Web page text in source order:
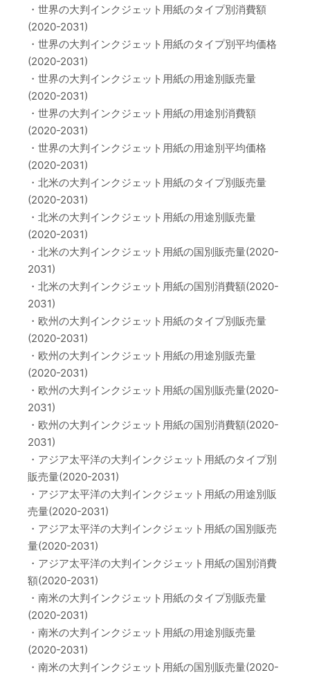
・世界の大判インクジェット用紙のタイプ別消費額
(2020-2031)
・世界の大判インクジェット用紙のタイプ別平均価格
(2020-2031)
・世界の大判インクジェット用紙の用途別販売量
(2020-2031)
・世界の大判インクジェット用紙の用途別消費額
(2020-2031)
・世界の大判インクジェット用紙の用途別平均価格
(2020-2031)
・北米の大判インクジェット用紙のタイプ別販売量
(2020-2031)
・北米の大判インクジェット用紙の用途別販売量
(2020-2031)
・北米の大判インクジェット用紙の国別販売量(2020-
2031)
・北米の大判インクジェット用紙の国別消費額(2020-
2031)
・欧州の大判インクジェット用紙のタイプ別販売量
(2020-2031)
・欧州の大判インクジェット用紙の用途別販売量
(2020-2031)
・欧州の大判インクジェット用紙の国別販売量(2020-
2031)
・欧州の大判インクジェット用紙の国別消費額(2020-
2031)
・アジア太平洋の大判インクジェット用紙のタイプ別
販売量(2020-2031)
・アジア太平洋の大判インクジェット用紙の用途別販
売量(2020-2031)
・アジア太平洋の大判インクジェット用紙の国別販売
量(2020-2031)
・アジア太平洋の大判インクジェット用紙の国別消費
額(2020-2031)
・南米の大判インクジェット用紙のタイプ別販売量
(2020-2031)
・南米の大判インクジェット用紙の用途別販売量
(2020-2031)
・南米の大判インクジェット用紙の国別販売量(2020-